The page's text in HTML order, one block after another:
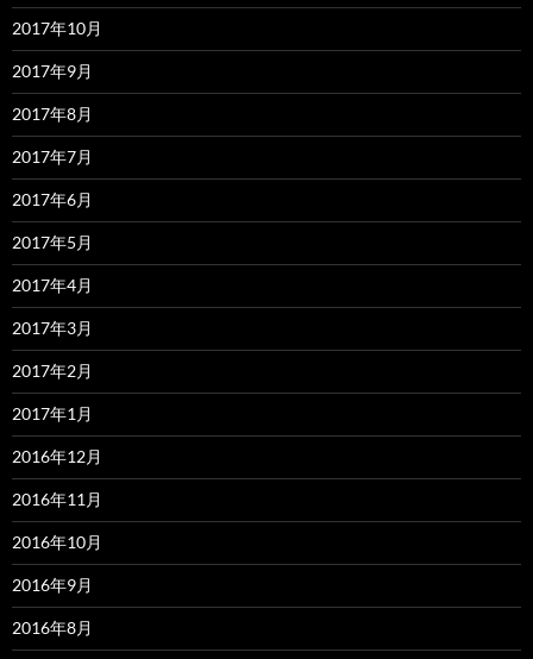
2017年10月
2017年9月
2017年8月
2017年7月
2017年6月
2017年5月
2017年4月
2017年3月
2017年2月
2017年1月
2016年12月
2016年11月
2016年10月
2016年9月
2016年8月